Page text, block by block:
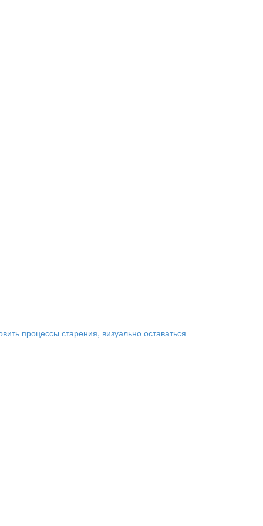
процессы старения, визуально оставаться